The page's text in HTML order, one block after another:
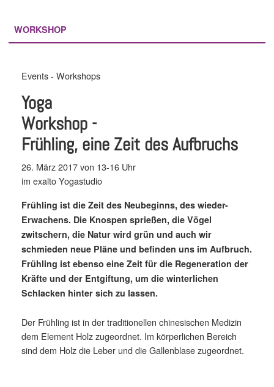
WORKSHOP
Events - Workshops
Yoga
Workshop -
Frühling, eine Zeit des Aufbruchs
26. März 2017 von 13-16 Uhr
im exalto Yogastudio
Frühling ist die Zeit des Neubeginns, des wieder-
Erwachens. Die Knospen sprießen, die Vögel
zwitschern, die Natur wird grün und auch wir
schmieden neue Pläne und befinden uns im Aufbruch.
Frühling ist ebenso eine Zeit für die Regeneration der
Kräfte und der Entgiftung, um die winterlichen
Schlacken hinter sich zu lassen.
Der Frühling ist in der traditionellen chinesischen Medizin
dem Element Holz zugeordnet. Im körperlichen Bereich
sind dem Holz die Leber und die Gallenblase zugeordnet.